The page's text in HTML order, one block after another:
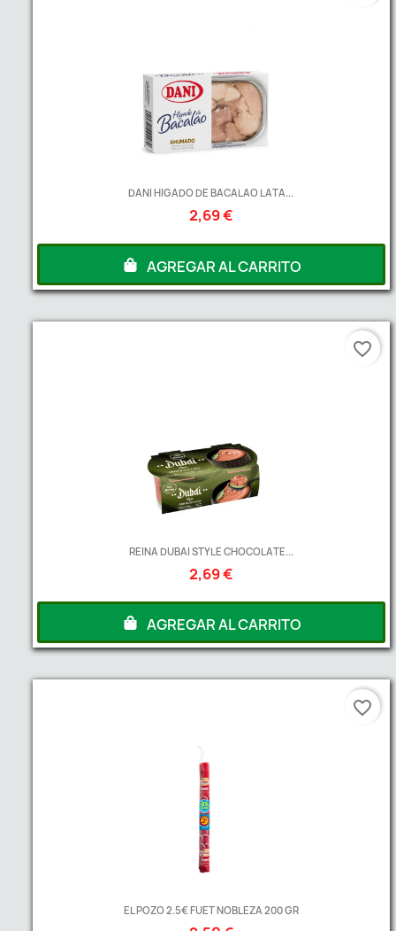
DANI HIGADO DE BACALAO LATA...
2,69 €
AGREGAR AL CARRITO
REINA DUBAI STYLE CHOCOLATE...
2,69 €
AGREGAR AL CARRITO
favorite_border
EL POZO 2.5€ FUET NOBLEZA 200 GR
favorite_border